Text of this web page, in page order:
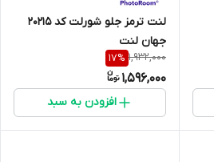
لنت ترمز جلو شورلت کد 20215
جهان لنت
1,932,000
17%
1,596,000
افزودن به سبد